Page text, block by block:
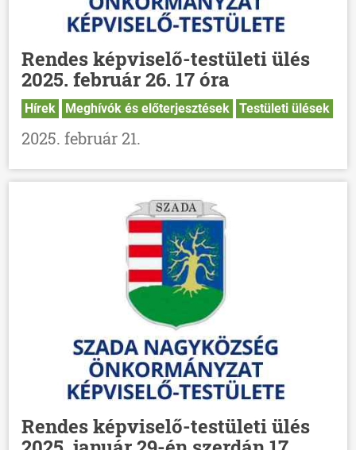
Rendes képviselő-testületi ülés
2025. február 26. 17 óra
Hírek Meghívók és előterjesztések Testületi ülések
2025. február 21.
Rendes képviselő-testületi ülés